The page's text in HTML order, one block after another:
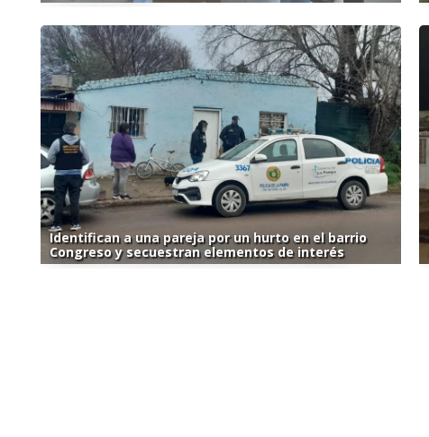
Identifican a una pareja por un hurto en el barrio
Congreso y secuestran elementos de interés